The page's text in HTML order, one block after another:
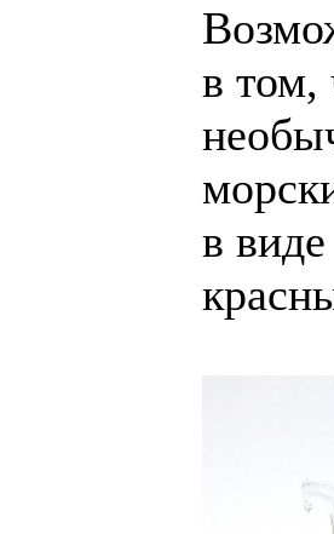
в том,
в